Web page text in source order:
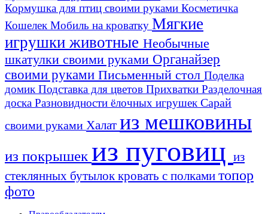
Кормушка для птиц своими руками Косметичка
КошелекМобиль на кроватку Мягкие
игрушки животные Необычные
шкатулки своими руками Органайзер
своими руками Письменный стол Поделка
домикПодставка для цветов Прихватки Разделочная
доска Разновидности ёлочных игрушекСарай
своими руками Халат из мешковины
из покрышек из пуговиц из
стеклянных бутылоккровать с полками топор
фото